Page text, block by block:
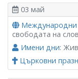
03 май
Международни
свободата на
Имени дни:
Църковни